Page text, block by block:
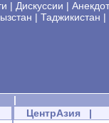
| Дискуссии |
| Таджикистан |
|
ЦентрАзия |